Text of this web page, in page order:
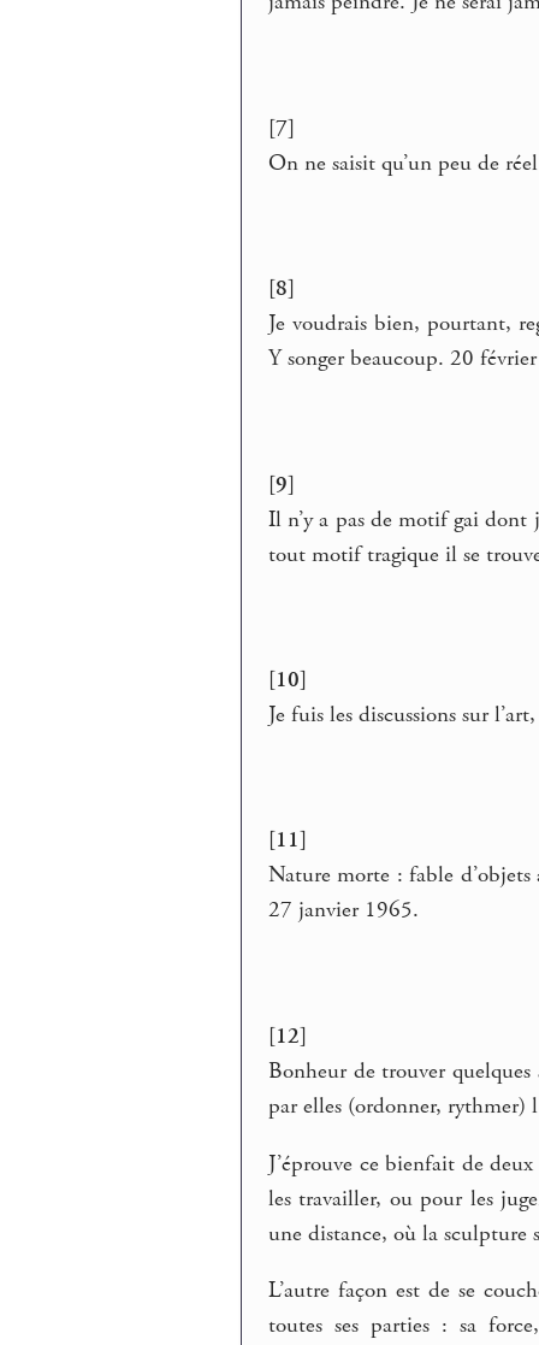
[7]
On ne saisit qu’un peu de
[8]
Je voudrais bien, pourtant,
Y songer beaucoup. 20
[9]
Il n’y a pas de motif gai dont
tout motif tragique il se
[10]
Je fuis les discussions sur
[11]
Nature morte : fable d’objets
27 janvier 1965.
[12]
Bonheur de trouver quelques
par elles (ordonner, rythmer)
J’éprouve ce bienfait de
les travailler, ou pour les
une distance, où la sculpture
L’autre façon est de se
toutes ses parties : sa